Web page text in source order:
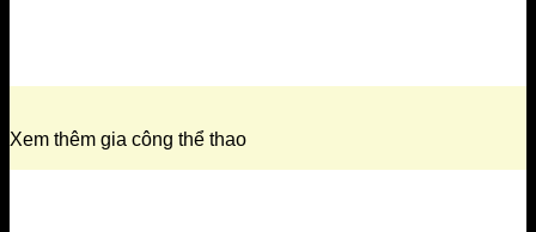
Xem thêm gia công thể thao